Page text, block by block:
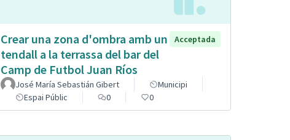
Crear una zona d'ombra amb un
tendall a la terrassa del bar del
Camp de Futbol Juan Ríos
Acceptada
José María Sebastián Gibert
Municipi
Espai Públic
0 0